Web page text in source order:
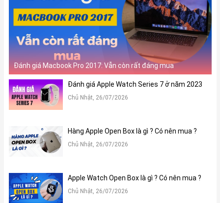
Đánh giá Macbook Pro 2017: Vẫn còn rất đáng mua
Đánh giá Apple Watch Series 7 ở năm 2023
Chủ Nhật, 26/07/2026
Hàng Apple Open Box là gì ? Có nên mua ?
Chủ Nhật, 26/07/2026
Apple Watch Open Box là gì ? Có nên mua ?
Chủ Nhật, 26/07/2026